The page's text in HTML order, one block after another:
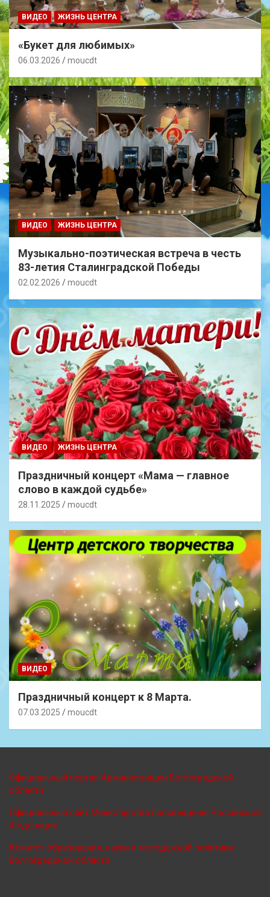
ВИДЕО ЖИЗНЬ ЦЕНТРА
«Букет для любимых»
06.03.2026 moucdt
ВИДЕО ЖИЗНЬ ЦЕНТРА
Музыкально-поэтическая встреча в честь
83-летия Сталинградской Победы
02.02.2026 moucdt
ВИДЕО ЖИЗНЬ ЦЕНТРА
Праздничный концерт «Мама — главное
слово в каждой судьбе»
28.11.2025 moucdt
ВИДЕО
Праздничный концерт к 8 Марта.
07.03.2025 moucdt
Официальный портал Администрации Волгоградской
области
Официальный сайт Министерства просвещения Российской
Федерации
Комитет образования, науки и молодежной политики
Волгоградской области